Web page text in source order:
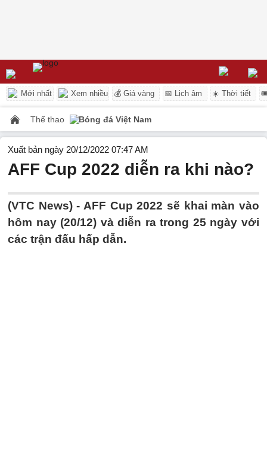
Mới nhất Xem nhiều 💰 Giá vàng 📅 Lịch âm ☀️ Thời tiết
Thể thao Bóng đá Việt Nam
Xuất bản ngày 20/12/2022 07:47 AM
AFF Cup 2022 diễn ra khi nào?
(VTC News) - AFF Cup 2022 sẽ khai màn vào
hôm nay (20/12) và diễn ra trong 25 ngày với
các trận đấu hấp dẫn.